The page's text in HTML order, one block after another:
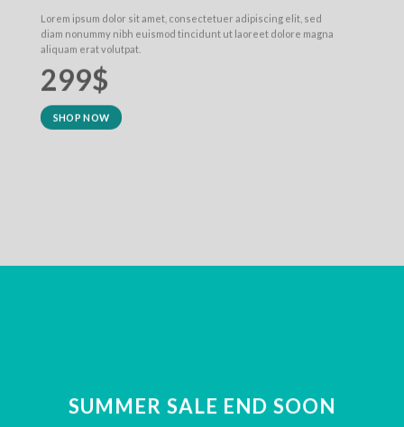
Lorem ipsum dolor sit amet, consectetuer adipiscing elit, sed
diam nonummy nibh euismod tincidunt ut laoreet dolore magna
aliquam erat volutpat.
299$
SHOP NOW
SUMMER SALE END SOON